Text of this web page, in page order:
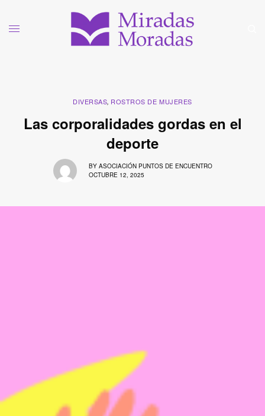
DIVERSAS, ROSTROS DE MUJERES
Las corporalidades gordas en el
deporte
BY ASOCIACIÓN PUNTOS DE ENCUENTRO
OCTUBRE 12, 2025